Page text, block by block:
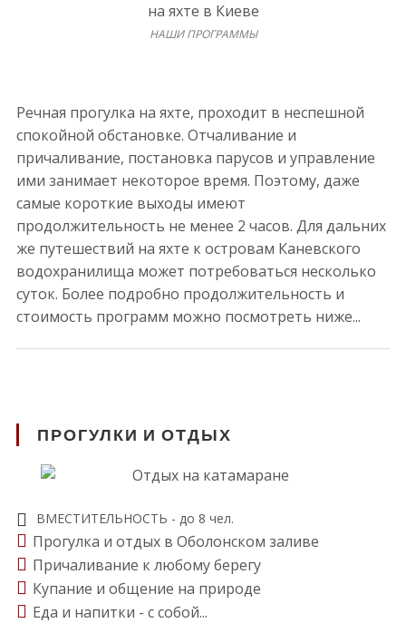
НАШИ ПРОГРАММЫ
Речная прогулка на яхте, проходит в неспешной
спокойной обстановке. Отчаливание и
причаливание, постановка парусов и управление
ими занимает некоторое время. Поэтому, даже
самые короткие выходы имеют
продолжительность не менее 2 часов. Для дальних
же путешествий на яхте к островам Каневского
водохранилища может потребоваться несколько
суток. Более подробно продолжительность и
стоимость программ можно посмотреть ниже...
ПРОГУЛКИ И ОТДЫХ
ВМЕСТИТЕЛЬНОСТЬ - до 8 чел.
Прогулка и отдых в Оболонском заливе
Причаливание к любому берегу
Купание и общение на природе
Еда и напитки - с собой...